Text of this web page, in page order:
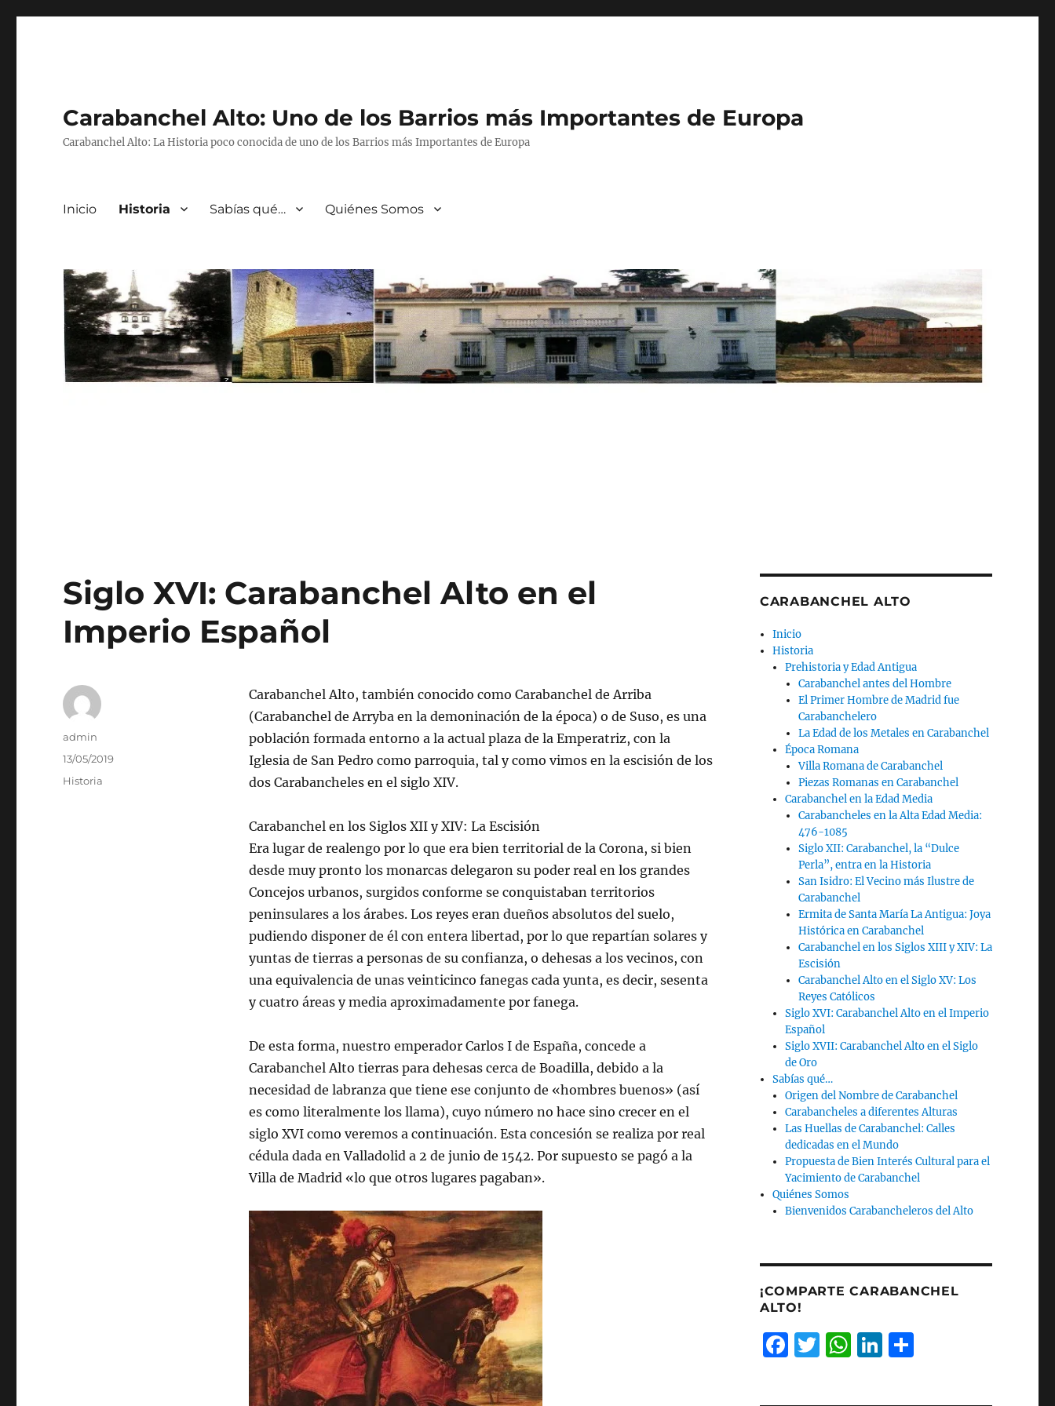
Carabanchel Alto: Uno de los Barrios más Importantes de Europa
Carabanchel Alto: La Historia poco conocida de uno de los Barrios más Importantes de Europa
Inicio Historia Sabías qué… Quiénes Somos
Siglo XVI: Carabanchel Alto en el
Imperio Español
Carabanchel Alto, también conocido como Carabanchel de Arriba
(Carabanchel de Arryba en la demoninación de la época) o de Suso, es una
población formada entorno a la actual plaza de la Emperatriz, con la
Iglesia de San Pedro como parroquia, tal y como vimos en la escisión de los
dos Carabancheles en el siglo XIV.
Carabanchel en los Siglos XII y XIV: La Escisión
Era lugar de realengo por lo que era bien territorial de la Corona, si bien
desde muy pronto los monarcas delegaron su poder real en los grandes
Concejos urbanos, surgidos conforme se conquistaban territorios
peninsulares a los árabes. Los reyes eran dueños absolutos del suelo,
pudiendo disponer de él con entera libertad, por lo que repartían solares y
yuntas de tierras a personas de su confianza, o dehesas a los vecinos, con
una equivalencia de unas veinticinco fanegas cada yunta, es decir, sesenta
y cuatro áreas y media aproximadamente por fanega.
De esta forma, nuestro emperador Carlos I de España, concede a
Carabanchel Alto tierras para dehesas cerca de Boadilla, debido a la
necesidad de labranza que tiene ese conjunto de «hombres buenos» (así
es como literalmente los llama), cuyo número no hace sino crecer en el
siglo XVI como veremos a continuación. Esta concesión se realiza por real
cédula dada en Valladolid a 2 de junio de 1542. Por supuesto se pagó a la
Villa de Madrid «lo que otros lugares pagaban».
Autor
admin
Publicado
13/05/2019
Categorías
Historia
CARABANCHEL ALTO
Inicio
Historia
Prehistoria y Edad Antigua
Carabanchel antes del Hombre
El Primer Hombre de Madrid fue
Carabanchelero
La Edad de los Metales en Carabanchel
Época Romana
Villa Romana de Carabanchel
Piezas Romanas en Carabanchel
Carabanchel en la Edad Media
Carabancheles en la Alta Edad Media:
476-1085
Siglo XII: Carabanchel, la “Dulce
Perla”, entra en la Historia
San Isidro: El Vecino más Ilustre de
Carabanchel
Ermita de Santa María La Antigua: Joya
Histórica en Carabanchel
Carabanchel en los Siglos XIII y XIV: La
Escisión
Carabanchel Alto en el Siglo XV: Los
Reyes Católicos
Siglo XVI: Carabanchel Alto en el Imperio
Español
Siglo XVII: Carabanchel Alto en el Siglo
de Oro
Sabías qué…
Origen del Nombre de Carabanchel
Carabancheles a diferentes Alturas
Las Huellas de Carabanchel: Calles
dedicadas en el Mundo
Propuesta de Bien Interés Cultural para el
Yacimiento de Carabanchel
Quiénes Somos
Bienvenidos Carabancheleros del Alto
¡COMPARTE CARABANCHEL
ALTO!
F T W Li C